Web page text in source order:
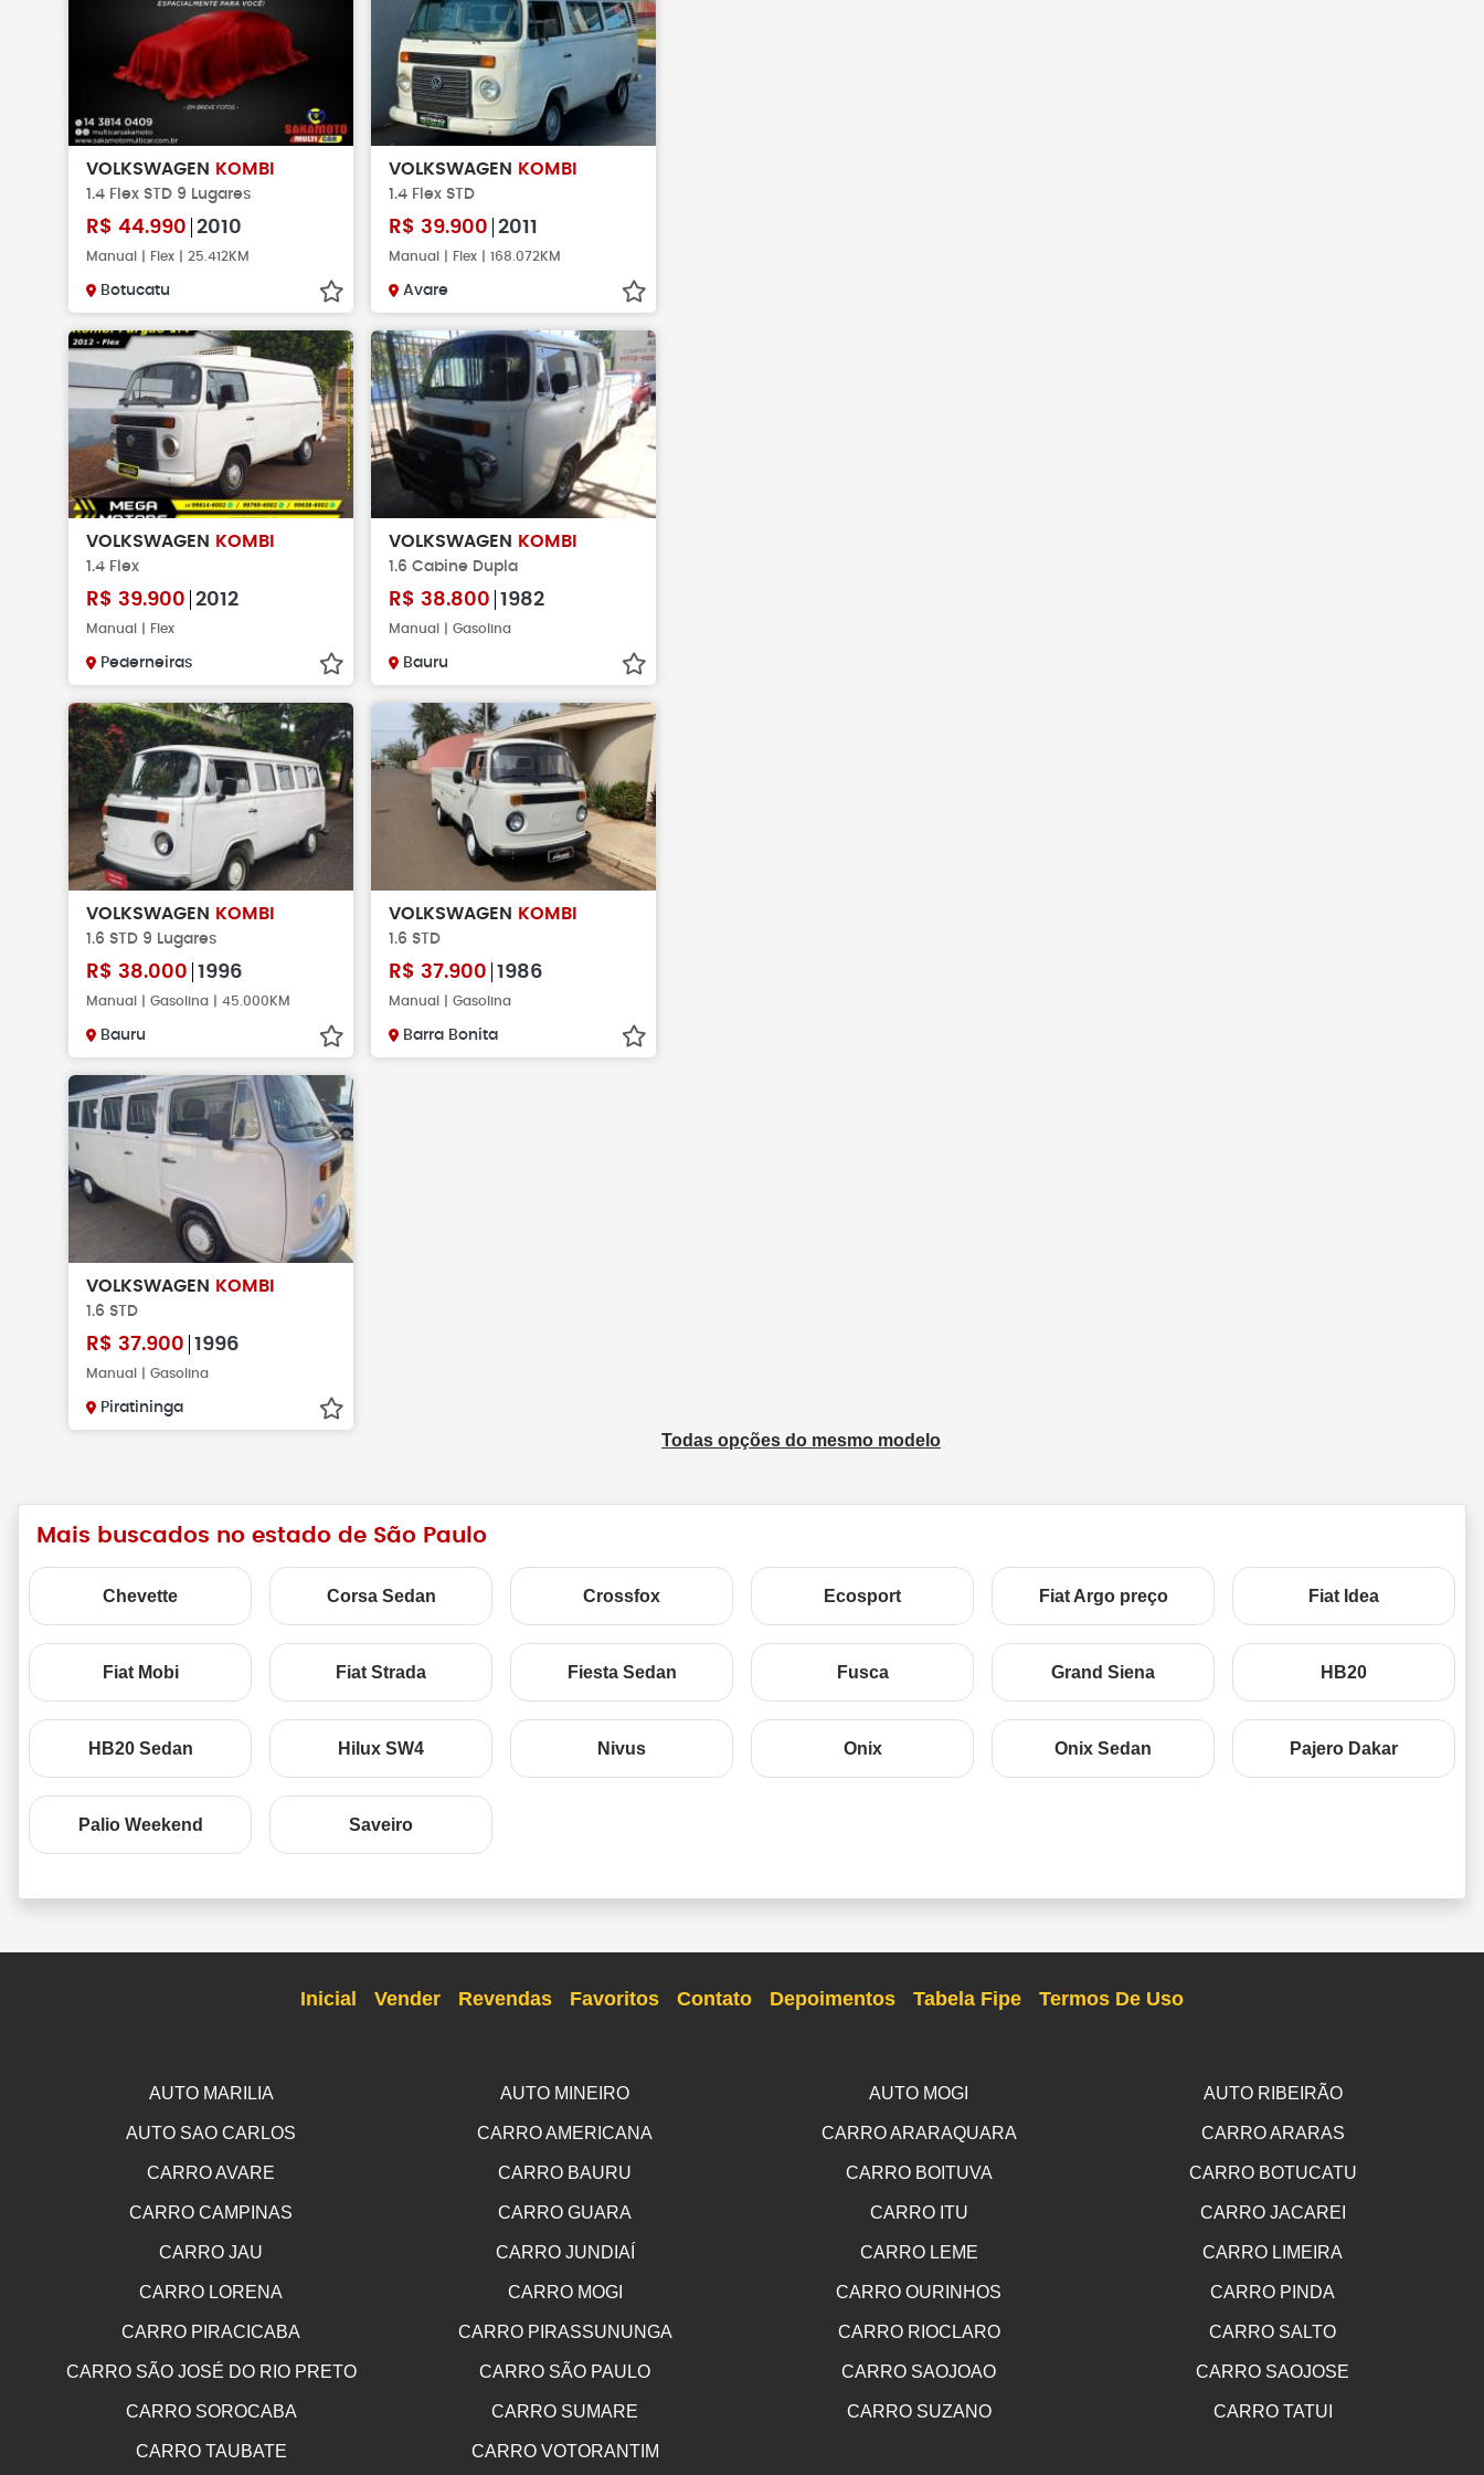
VOLKSWAGEN KOMBI
1.4 Flex STD 9 Lugares
R$ 44.990 2010
Manual | Flex | 25.412KM
Botucatu
VOLKSWAGEN KOMBI
1.4 Flex STD
R$ 39.900 2011
Manual | Flex | 168.072KM
Avare
VOLKSWAGEN KOMBI
1.4 Flex
R$ 39.900 2012
Manual | Flex
Pederneiras
VOLKSWAGEN KOMBI
1.6 Cabine Dupla
R$ 38.800 1982
Manual | Gasolina
Bauru
VOLKSWAGEN KOMBI
1.6 STD 9 Lugares
R$ 38.000 1996
Manual | Gasolina | 45.000KM
Bauru
VOLKSWAGEN KOMBI
1.6 STD
R$ 37.900 1986
Manual | Gasolina
Barra Bonita
VOLKSWAGEN KOMBI
1.6 STD
R$ 37.900 1996
Manual | Gasolina
Piratininga
Todas opções do mesmo modelo
Mais buscados no estado de São Paulo
Chevette Corsa Sedan Crossfox Ecosport Fiat Argo preço Fiat Idea
Fiat Mobi Fiat Strada Fiesta Sedan Fusca Grand Siena HB20
HB20 Sedan Hilux SW4 Nivus Onix Onix Sedan Pajero Dakar
Palio Weekend Saveiro
Inicial Vender Revendas Favoritos Contato Depoimentos Tabela Fipe Termos De Uso
AUTO MARILIA AUTO MINEIRO AUTO MOGI AUTO RIBEIRÃO
AUTO SAO CARLOS CARRO AMERICANA CARRO ARARAQUARA CARRO ARARAS
CARRO AVARE CARRO BAURU CARRO BOITUVA CARRO BOTUCATU
CARRO CAMPINAS CARRO GUARA CARRO ITU CARRO JACAREI
CARRO JAU CARRO JUNDIAÍ CARRO LEME CARRO LIMEIRA
CARRO LORENA CARRO MOGI CARRO OURINHOS CARRO PINDA
CARRO PIRACICABA CARRO PIRASSUNUNGA CARRO RIOCLARO CARRO SALTO
CARRO SÃO JOSÉ DO RIO PRETO CARRO SÃO PAULO CARRO SAOJOAO CARRO SAOJOSE
CARRO SOROCABA CARRO SUMARE CARRO SUZANO CARRO TATUI
CARRO TAUBATE CARRO VOTORANTIM